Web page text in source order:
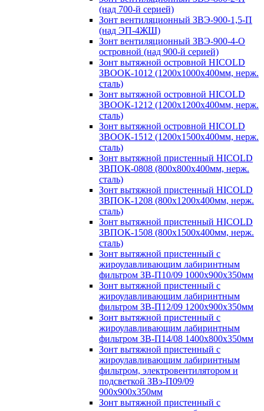
(над 700-й серией)
Зонт вентиляционный ЗВЭ-900-1,5-П
(над ЭП-4ЖШ)
Зонт вентиляционный ЗВЭ-900-4-О
островной (над 900-й серией)
Зонт вытяжной островной HICOLD
ЗВООК-1012 (1200х1000х400мм, нерж.
сталь)
Зонт вытяжной островной HICOLD
ЗВООК-1212 (1200x1200x400мм, нерж.
сталь)
Зонт вытяжной островной HICOLD
ЗВООК-1512 (1200х1500х400мм, нерж.
сталь)
Зонт вытяжной пристенный HICOLD
ЗВПОК-0808 (800х800х400мм, нерж.
сталь)
Зонт вытяжной пристенный HICOLD
ЗВПОК-1208 (800х1200х400мм, нерж.
сталь)
Зонт вытяжной пристенный HICOLD
ЗВПОК-1508 (800х1500х400мм, нерж.
сталь)
Зонт вытяжной пристенный с
жироулавливающим лабиринтным
фильтром ЗВ-П10/09 1000х900х350мм
Зонт вытяжной пристенный с
жироулавливающим лабиринтным
фильтром ЗВ-П12/09 1200х900х350мм
Зонт вытяжной пристенный с
жироулавливающим лабиринтным
фильтром ЗВ-П14/08 1400х800х350мм
Зонт вытяжной пристенный с
жироулавливающим лабиринтным
фильтром, электровентилятором и
подсветкой ЗВэ-П09/09
900х900х350мм
Зонт вытяжной пристенный с